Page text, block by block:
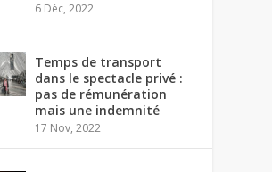
6 Déc, 2022
Temps de transport
dans le spectacle privé :
pas de rémunération
mais une indemnité
17 Nov, 2022